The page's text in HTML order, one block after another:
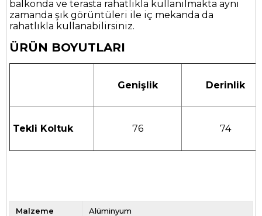
balkonda ve terasta rahatlıkla kullanılmakta aynı
zamanda şık görüntüleri ile iç mekanda da
rahatlıkla kullanabilirsiniz.
ÜRÜN BOYUTLARI
Genişlik Derinlik
Tekli Koltuk 76 74
Malzeme Alüminyum